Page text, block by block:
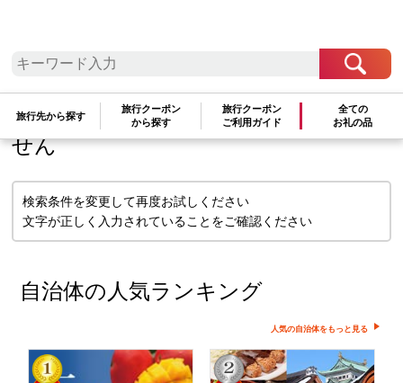
旅行先から探す
旅行クーポン
から探す
旅行クーポン
ご利用ガイド
全ての
お礼の品
検索条件に一致するお礼の品はありま
せん
検索条件を変更して再度お試しください
文字が正しく入力されていることをご確認ください
自治体の人気ランキング
人気の自治体をもっと見る